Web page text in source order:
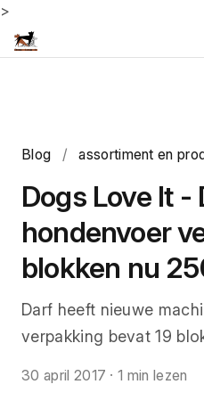
>
Blog / assortiment en
Dogs Love It -
hondenvoer
blokken nu
Darf heeft nieuwe
verpakking bevat 19
30 april 2017 ·1 min lezen